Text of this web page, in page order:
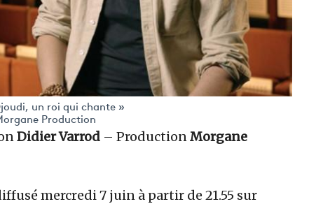
un roi qui chante »
Production
Didier Varrod – ProductionMorgane
mercredi 7 juin à partir de 21.55 sur